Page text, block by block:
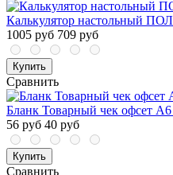
Калькулятор настольный
1005 руб 709 руб
Купить
Сравнить
Бланк Товарный чек офсет
56 руб 40 руб
Купить
Сравнить